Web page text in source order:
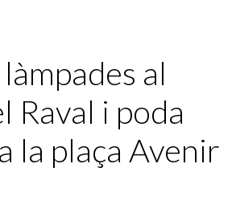
al
Raval i poda
la plaça Avenir